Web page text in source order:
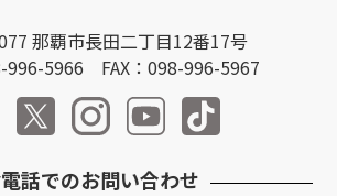
那覇市長田二丁目12番17号
996-5966 FAX：098-996-5967
話でのお問い合わせ